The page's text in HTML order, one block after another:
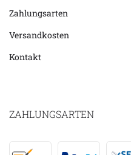
Zahlungsarten
Versandkosten
Kontakt
ZAHLUNGSARTEN